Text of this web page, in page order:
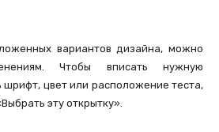
вариантов дизайна, можно
Чтобы вписать нужную
цвет или расположение теста,
эту открытку».